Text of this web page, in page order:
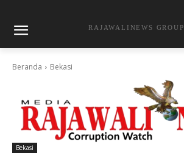
RAJAWALINEWS GROUP
Beranda Bekasi
Bekasi